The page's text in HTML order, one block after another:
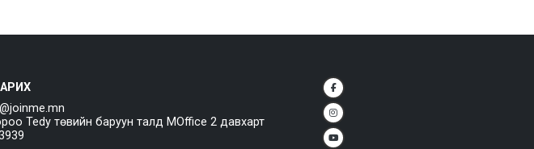
Tedy төвийн баруун талд MOffice 2 давхарт